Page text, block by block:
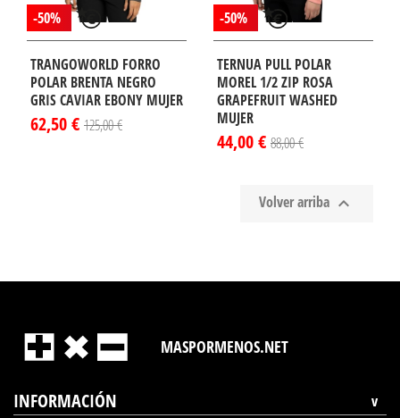
-50%
TRANGOWORLD FORRO
POLAR BRENTA NEGRO
GRIS CAVIAR EBONY MUJER
62,50 € 125,00 €
-50%
TERNUA PULL POLAR
MOREL 1/2 ZIP ROSA
GRAPEFRUIT WASHED
MUJER
44,00 € 88,00 €
Volver arriba 
MASPORMENOS.NET
INFORMACIÓN